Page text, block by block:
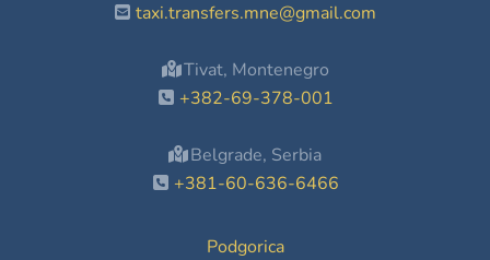
taxi.transfers.mne@gmail.com
Tivat, Montenegro
+382-69-378-001
Belgrade, Serbia
+381-60-636-6466
Podgorica